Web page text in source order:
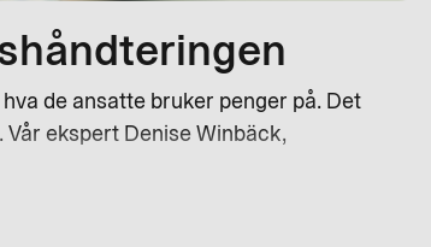
de ansatte bruker penger på. Det
ekspert Denise Winbäck,